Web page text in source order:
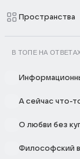
Пространства
В ТОПЕ НА
А сейчас что-
О любви без
Философский